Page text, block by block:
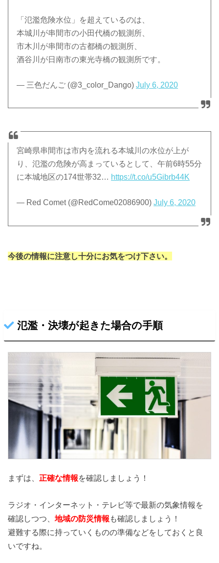
「氾濫危険水位」を超えているのは、
本城川が串間市の小田代橋の観測所、
市木川が串間市の古都橋の観測所、
酒谷川が日南市の東光寺橋の観測所です。
— 三色だんご (@3_color_Dango)July 6, 2020
宮崎県串間市は市内を流れる本城川の水位が上が
り、氾濫の危険が高まっているとして、午前6時55分
に本城地区の174世帯32… https://t.co/u5Gibrb44K
— Red Comet (@RedCome02086900)July 6, 2020
今後の情報に注意し十分にお気をつけ下さい。
氾濫・決壊が起きた場合の手順
まずは、 正確な情報を確認しましょう！
ラジオ・インターネット・テレビ等で最新の気象情報を
確認しつつ、地域の防災情報 も確認しましょう！
避難する際に持っていくものの準備などをしておくと良
いですね。